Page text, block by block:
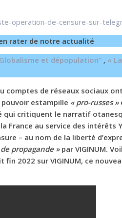
operation-de-censure-sur-
rater de notre actualité
et dépopulation” , «
comptes de réseaux sociaux
pouvoir estampille « pro-russes »
qui critiquent le narratif
France au service des intérêts
– au nom de la liberté
de propagande »par VIGINUM.
fin 2022 sur VIGINUM, ce